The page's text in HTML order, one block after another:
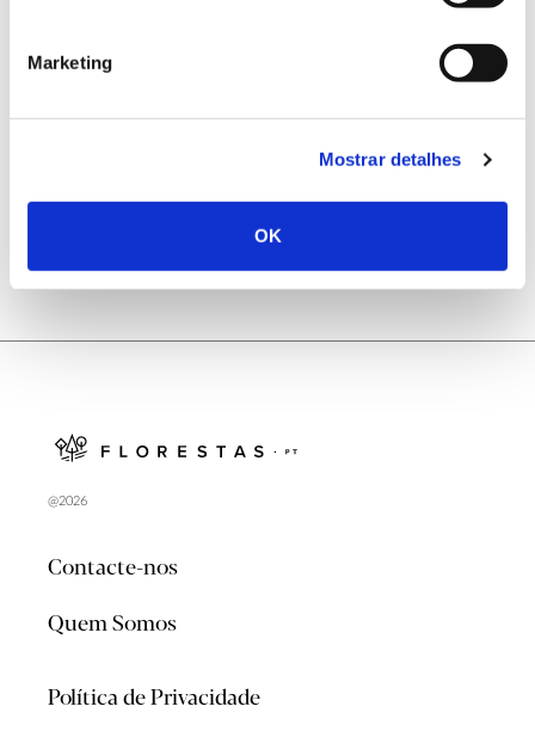
Marketing
Mostrar detalhes
OK
25.06.2026
Natureza e florestas procuram jovens voluntários
@2026
Contacte-nos
Quem Somos
Política de Privacidade